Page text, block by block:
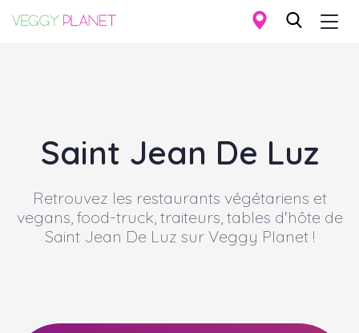
Saint Jean De Luz
Retrouvez les restaurants végétariens et
vegans, food-truck, traiteurs, tables d'hôte de
Saint Jean De Luz sur Veggy Planet !